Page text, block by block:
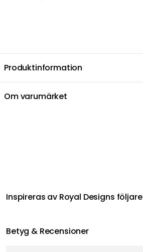
Produktinformation
Om varumärket
Inspireras av Royal Designs följare
Betyg & Recensioner